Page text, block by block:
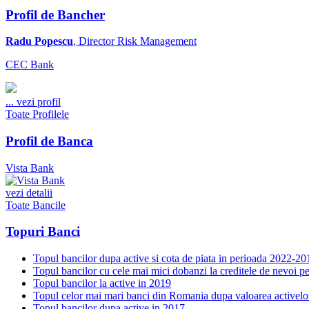
Profil de Bancher
Radu Popescu, Director Risk Management
CEC Bank
... vezi profil
Toate Profilele
Profil de Banca
Vista Bank
vezi detalii
Toate Bancile
Topuri Banci
Topul bancilor dupa active si cota de piata in perioada 2022-
Topul bancilor cu cele mai mici dobanzi la creditele de nevoi
Topul bancilor la active in 2019
Topul celor mai mari banci din Romania dupa valoarea